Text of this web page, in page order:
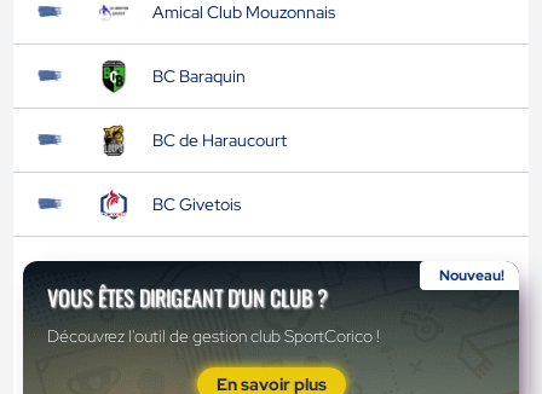
Amical Club Mouzonnais
BC Baraquin
BC de Haraucourt
BC Givetois
Nouveau!
VOUS ÊTES DIRIGEANT D'UN CLUB ?
Découvrez l'outil de gestion club SportCorico !
En savoir plus